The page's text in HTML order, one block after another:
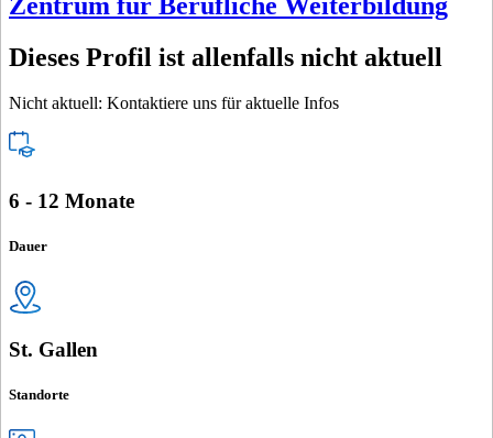
Dieses Profil ist allenfalls nicht aktuell
Nicht aktuell: Kontaktiere uns für aktuelle Infos
6 - 12 Monate
Dauer
St. Gallen
Standorte